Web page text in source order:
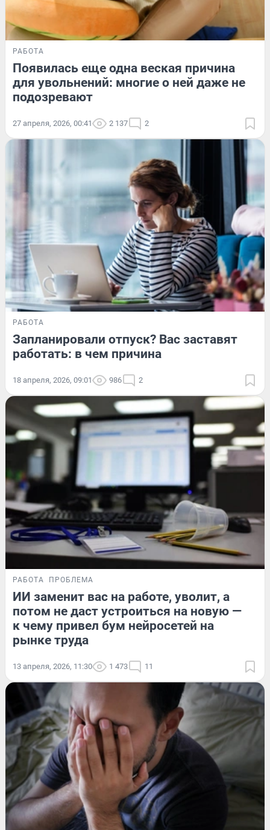
РАБОТА
Появилась еще одна веская причина
для увольнений: многие о ней даже не
подозревают
27 апреля, 2026, 00:41 2 137 2
РАБОТА
Запланировали отпуск? Вас заставят
работать: в чем причина
18 апреля, 2026, 09:01 986 2
РАБОТА ПРОБЛЕМА
ИИ заменит вас на работе, уволит, а
потом не даст устроиться на новую —
к чему привел бум нейросетей на
рынке труда
13 апреля, 2026, 11:30 1 473 11